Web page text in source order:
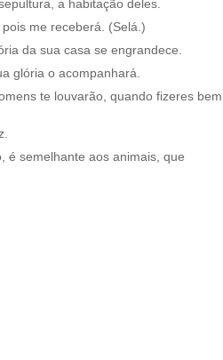
a habitação deles.
me receberá. (Selá.)
da sua casa se engrandece.
glória o acompanhará.
te louvarão, quando fizeres bem
é semelhante aos animais, que